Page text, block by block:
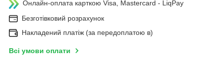
Онлайн-оплата карткою Visa, Mastercard - LiqPay
Безготівковий розрахунок
Накладений платіж (за передоплатою в)
Всі умови оплати